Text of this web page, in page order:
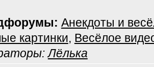
Анекдоты и
картинки, Весёлое
Лёлька